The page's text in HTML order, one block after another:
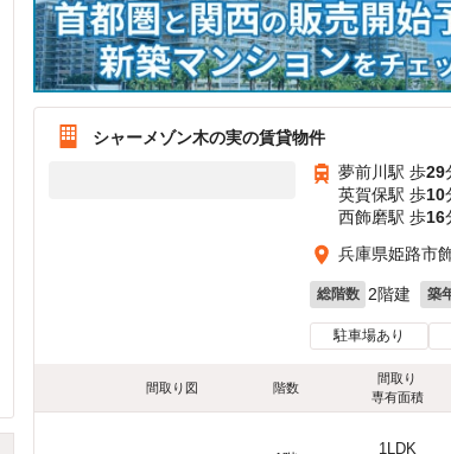
シャーメゾン木の実の賃貸物件
夢前川駅 歩29
英賀保駅 歩10
西飾磨駅 歩16
兵庫県姫路市
総階数 2階建 築
駐車場あり
間取り図 階数
間取り
専有面積
1LDK